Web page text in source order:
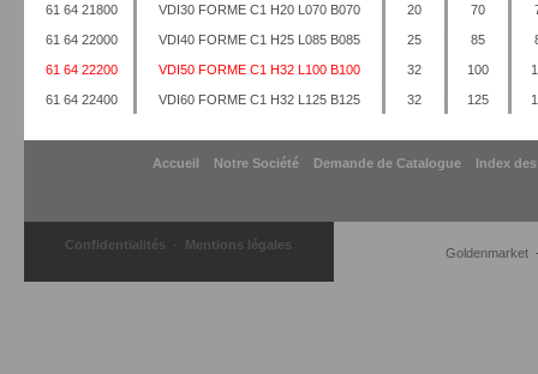
Goldenmarket
61 64 21800 VDI30 FORME C1 H20 L070 B070 20 70
61 64 22000 VDI40 FORME C1 H25 L085 B085 25 85
61 64 22200 VDI50 FORME C1 H32 L100 B100 32 100
61 64 22400 VDI60 FORME C1 H32 L125 B125 32 125
Accueil Notre Société Demande de Catalogue Index
Confidentialités Mentions légales